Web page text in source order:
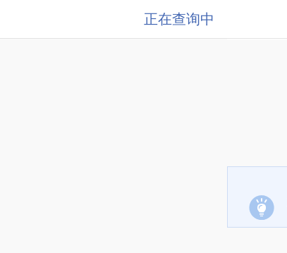
正在查询中